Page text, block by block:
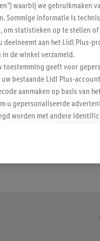
waarbij we gebruikmaken
Sommige informatie is
statistieken op te stellen
deelneemt aan het Lidl Plus-
de winkel verzameld.
toestemming geeft voor
bestaande Lidl Plus-
aanmaken op basis van
u gepersonaliseerde
worden met andere
akkoord gaat, kunnen
hebt getoond (bijvoorbeeld
ook op verschillende
kunt u individuele
te klikken, kunt u
te klikken, stemt u in met